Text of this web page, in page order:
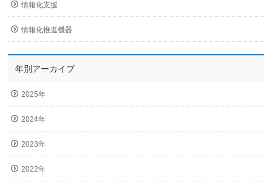
情報化支援
情報化推進機器
年別アーカイブ
2025年
2024年
2023年
2022年